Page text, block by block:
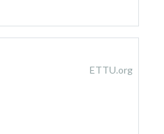
ETTU.org